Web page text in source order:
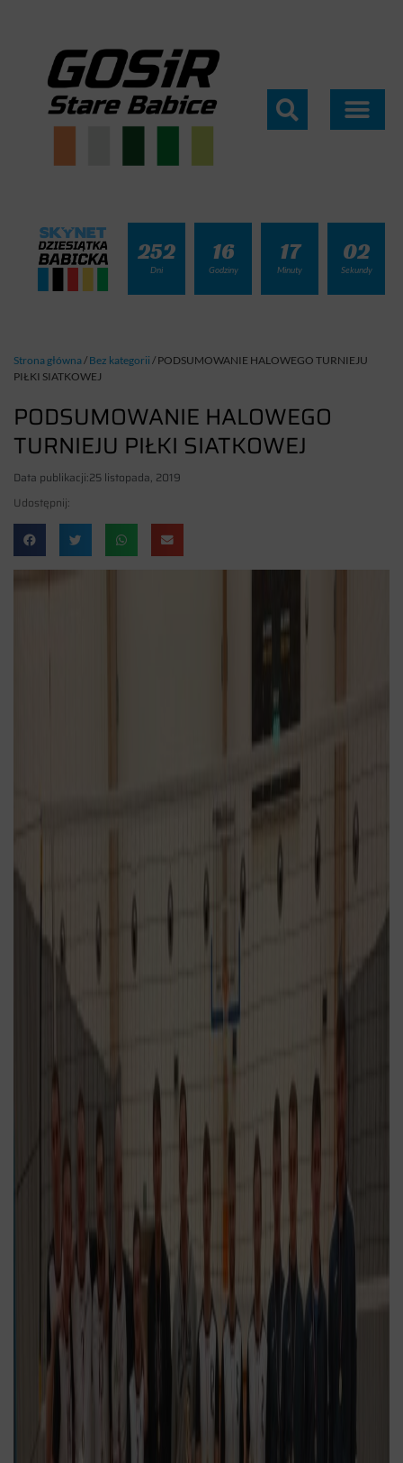
252
Dni
16
Godziny
17
Minuty
01
Sekundy
Strona główna/ Bez kategorii / PODSUMOWANIE HALOWEGO TURNIEJU
PIŁKI SIATKOWEJ
PODSUMOWANIE HALOWEGO
TURNIEJU PIŁKI SIATKOWEJ
Data publikacji:25 listopada, 2019
Udostępnij: